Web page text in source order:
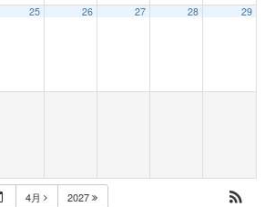
25 26 27 28 29
4月 2027